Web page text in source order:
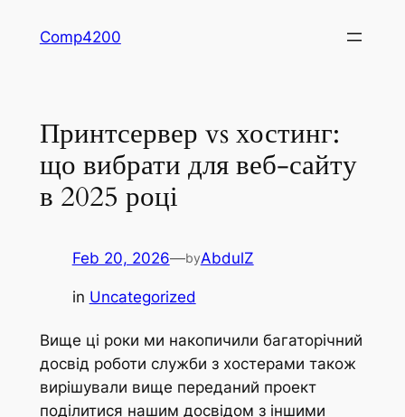
Comp4200
Принтсервер vs хостинг:
що вибрати для веб-сайту
в 2025 році
Feb 20, 2026—byAbdulZ
in Uncategorized
Вище ці роки ми накопичили багаторічний
досвід роботи служби з хостерами також
вирішували вище переданий проект
поділитися нашим досвідом з іншими